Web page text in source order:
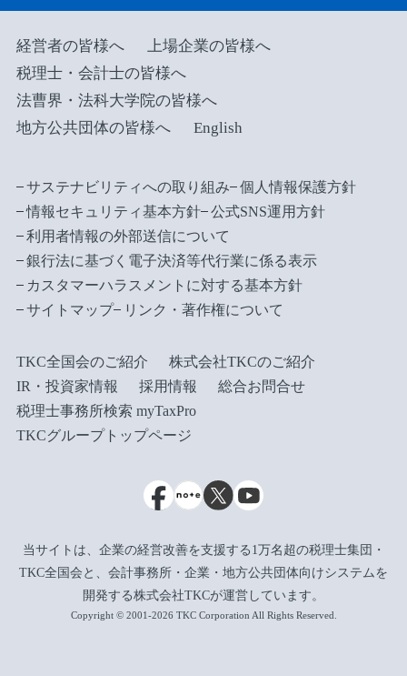
経営者の皆様へ
上場企業の皆様へ
税理士・会計士の皆様へ
法曹界・法科大学院の皆様へ
地方公共団体の皆様へ
English
サステナビリティへの取り組み
個人情報保護方針
情報セキュリティ基本方針
公式SNS運用方針
利用者情報の外部送信について
銀行法に基づく電子決済等代行業に係る表示
カスタマーハラスメントに対する基本方針
サイトマップ
リンク・著作権について
TKC全国会のご紹介
株式会社TKCのご紹介
IR・投資家情報
採用情報
総合お問合せ
税理士事務所検索 myTaxPro
TKCグループトップページ
当サイトは、企業の経営改善を支援する1万名超の税理士集団・
TKC全国会と、会計事務所・企業・地方公共団体向けシステムを
開発する株式会社TKCが運営しています。
Copyright © 2001-2026 TKC Corporation All Rights Reserved.